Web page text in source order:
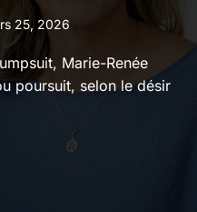
25, 2026
Marie-Renée
poursuit, selon le désir